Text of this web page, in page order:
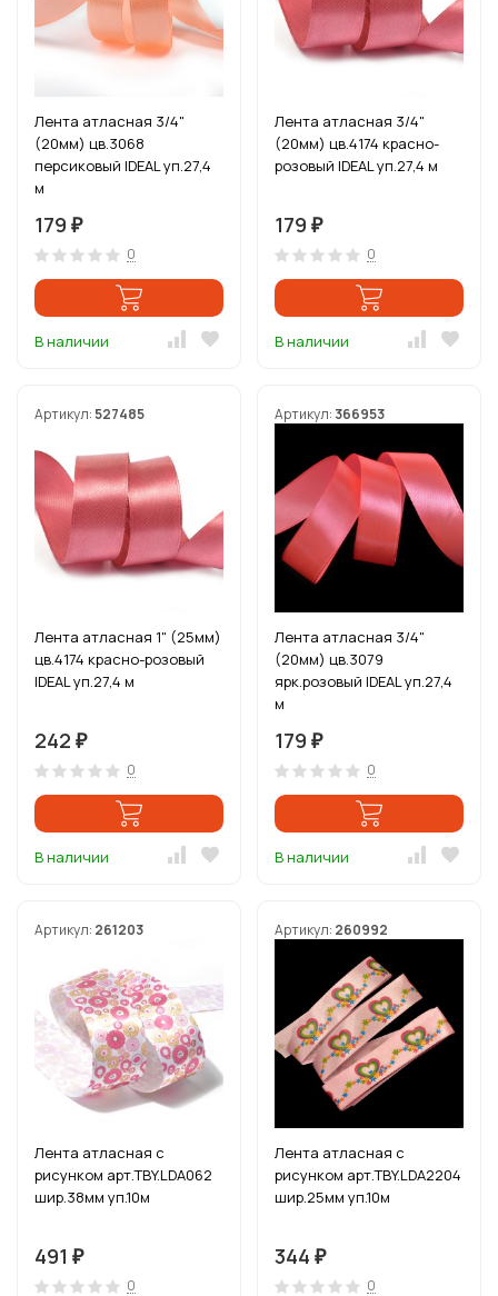
Лента атласная 3/4"
(20мм) цв.3068
персиковый IDEAL уп.27,4
м
179 ₽
0
В наличии
Лента атласная 3/4"
(20мм) цв.4174 красно-
розовый IDEAL уп.27,4 м
179 ₽
0
В наличии
Артикул: 527485
Лента атласная 1" (25мм)
цв.4174 красно-розовый
IDEAL уп.27,4 м
242 ₽
0
В наличии
Артикул: 366953
Лента атласная 3/4"
(20мм) цв.3079
ярк.розовый IDEAL уп.27,4
м
179 ₽
0
В наличии
Артикул: 261203
Лента атласная с
рисунком арт.TBY.LDA062
шир.38мм уп.10м
491 ₽
0
Артикул: 260992
Лента атласная с
рисунком арт.TBY.LDA2204
шир.25мм уп.10м
344 ₽
0